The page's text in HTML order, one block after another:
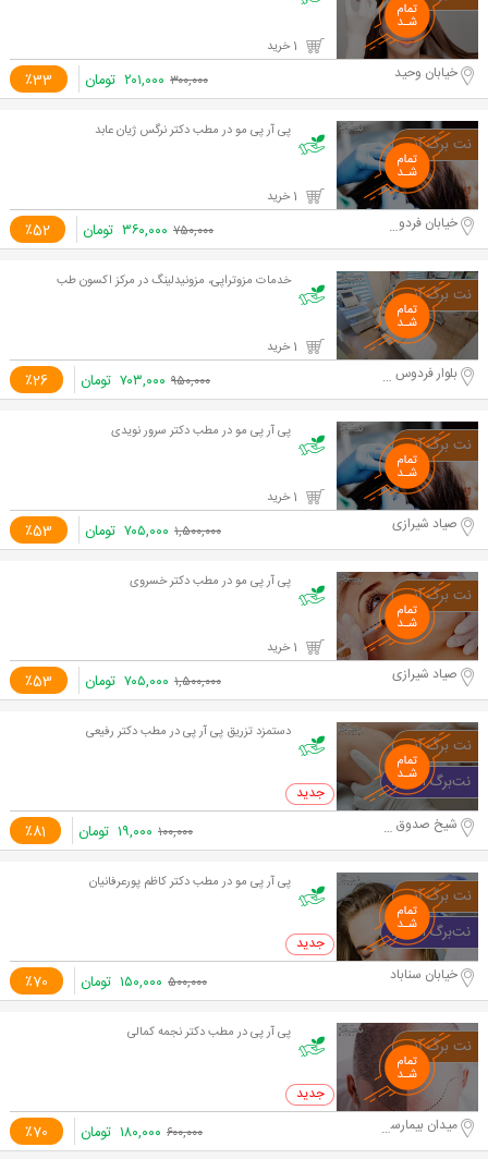
٪33 خیابان وحید ۳۰۰,۰۰۰ ۲۰۱,۰۰۰ تومان
پی آر پی مو در مطب دکتر نرگس ژیان عابد
٪52 خیابان فردوسی ۷۵۰,۰۰۰ ۳۶۰,۰۰۰ تومان
خدمات مزوتراپی، مزونیدلینگ در مرکز اکسون طب
٪26 بلوار فردوس شرق. نبش رامین جنوبی ۹۵۰,۰۰۰ ۷۰۳,۰۰۰ تومان
پی آر پی مو در مطب دکتر سرور نویدی
٪53 صیاد شیرازی ۱,۵۰۰,۰۰۰ ۷۰۵,۰۰۰ تومان
پی آر پی مو در مطب دکتر خسروی
٪53 صیاد شیرازی ۱,۵۰۰,۰۰۰ ۷۰۵,۰۰۰ تومان
دستمزد تزریق پی آر پی در مطب دکتر رفیعی
0 خرید
٪81 شیخ صدوق شمالی ۱۰۰,۰۰۰ ۱۹,۰۰۰ تومان
پی آر پی مو در مطب دکتر کاظم پورعرفانیان
0 خرید
٪70 خیابان سناباد ۵۰۰,۰۰۰ ۱۵۰,۰۰۰ تومان
پی آر پی در مطب دکتر نجمه کمالی
0 خرید
٪70 میدان بیمارستان امام رضا ( ع ) ۶۰۰,۰۰۰ ۱۸۰,۰۰۰ تومان